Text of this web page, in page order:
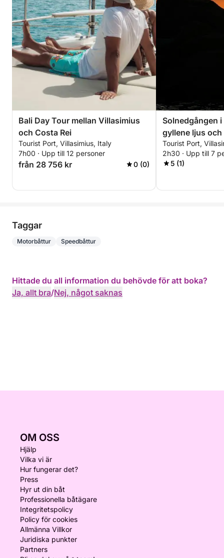
Bali Day Tour mellan Villasimius
och Costa Rei
Tourist Port, Villasimius, Italy
7h00 · Upp till 12 personer
från 28 756 kr 0 (0)
Solnedgången
gyllene ljus
Tourist Port,
2h30 · Upp till 7
5 (1)
Taggar
Motorbåttur Speedbåttur
Hittade du all information du behövde för att boka?
Ja, allt bra/Nej, något saknas
OM OSS
Hjälp
Vilka vi är
Hur fungerar det?
Press
Hyr ut din båt
Professionella båtägare
Integritetspolicy
Policy för cookies
Allmänna Villkor
Juridiska punkter
Partners